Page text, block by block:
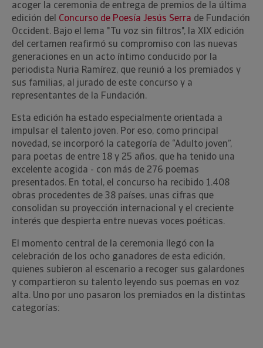
acoger la ceremonia de entrega de premios de la última
edición del Concurso de Poesía Jesús Serra de Fundación
Occident. Bajo el lema "Tu voz sin filtros", la XIX edición
del certamen reafirmó su compromiso con las nuevas
generaciones en un acto íntimo conducido por la
periodista Nuria Ramírez, que reunió a los premiados y
sus familias, al jurado de este concurso y a
representantes de la Fundación.
Esta edición ha estado especialmente orientada a
impulsar el talento joven. Por eso, como principal
novedad, se incorporó la categoría de “Adulto joven”,
para poetas de entre 18 y 25 años, que ha tenido una
excelente acogida - con más de 276 poemas
presentados. En total, el concurso ha recibido 1.408
obras procedentes de 38 países, unas cifras que
consolidan su proyección internacional y el creciente
interés que despierta entre nuevas voces poéticas.
El momento central de la ceremonia llegó con la
celebración de los ocho ganadores de esta edición,
quienes subieron al escenario a recoger sus galardones
y compartieron su talento leyendo sus poemas en voz
alta. Uno por uno pasaron los premiados en la distintas
categorías: